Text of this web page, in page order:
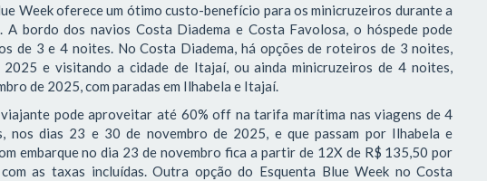
Week oferece um ótimo custo-benefício para os minicruzeiros durante a
bordo dos navios Costa Diadema e Costa Favolosa, o hóspede pode
de 3 e 4 noites. No Costa Diadema, há opções de roteiros de 3 noites,
e visitando a cidade de Itajaí, ou ainda minicruzeiros de 4 noites,
de 2025, com paradas em Ilhabela e Itajaí.
pode aproveitar até 60% off na tarifa marítima nas viagens de 4
nos dias 23 e 30 de novembro de 2025, e que passam por Ilhabela e
embarque no dia 23 de novembro fica a partir de 12X de R$ 135,50 por
as taxas incluídas. Outra opção do Esquenta Blue Week no Costa